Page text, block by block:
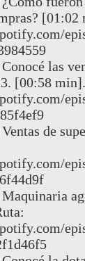
las
[00:58
de